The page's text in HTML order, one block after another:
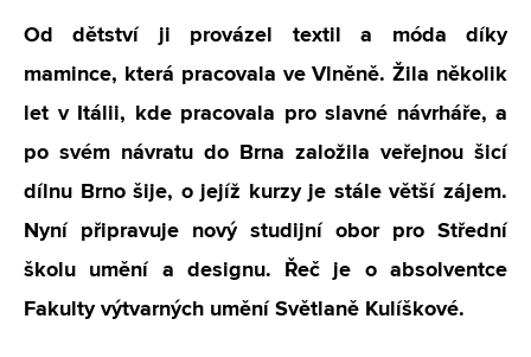
Od dětství ji provázel textil a móda díky
mamince, která pracovala ve Vlněně. Žila několik
let v Itálii, kde pracovala pro slavné návrháře, a
po svém návratu do Brna založila veřejnou šicí
dílnu Brno šije, o jejíž kurzy je stále větší zájem.
Nyní připravuje nový studijní obor pro Střední
školu umění a designu. Řeč je o absolventce
Fakulty výtvarných umění Světlaně Kulíškové.